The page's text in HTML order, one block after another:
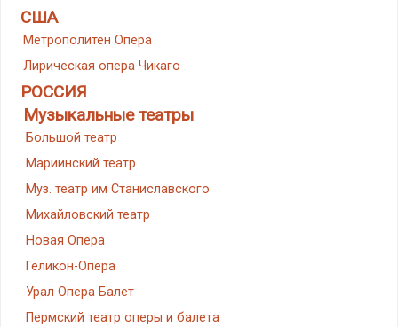
США
Метрополитен Опера
Лирическая опера Чикаго
РОССИЯ
Музыкальные театры
Большой театр
Мариинский театр
Муз. театр им Станиславского
Михайловский театр
Новая Опера
Геликон-Опера
Урал Опера Балет
Пермский театр оперы и балета